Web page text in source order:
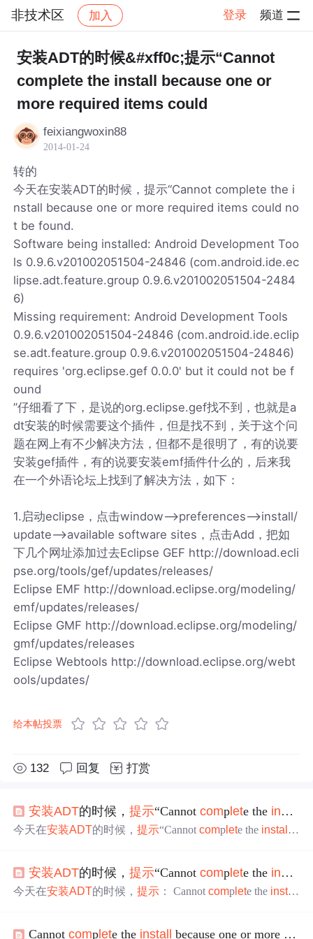
非技术区 加入 登录 频道
社区 非技术区 帖子详情
安装ADT的时候&#xff0c;提示“Cannot
complete the install because one or
more required items could
feixiangwoxin88
2014-01-24
转的
今天在安装ADT的时候，提示“Cannot complete the i
nstall because one or more required items could no
t be found.
Software being installed: Android Development Too
ls 0.9.6.v201002051504-24846 (com.android.ide.ec
lipse.adt.feature.group 0.9.6.v201002051504-2484
6)
Missing requirement: Android Development Tools
0.9.6.v201002051504-24846 (com.android.ide.eclip
se.adt.feature.group 0.9.6.v201002051504-24846)
requires 'org.eclipse.gef 0.0.0' but it could not be f
ound
”仔细看了下，是说的org.eclipse.gef找不到，也就是a
dt安装的时候需要这个插件，但是找不到，关于这个问
题在网上有不少解决方法，但都不是很明了，有的说要
安装gef插件，有的说要安装emf插件什么的，后来我
在一个外语论坛上找到了解决方法，如下：
1.启动eclipse，点击window——>preferences——>install/
update——>available software sites，点击Add，把如
下几个网址添加过去Eclipse GEF http://download.ecli
pse.org/tools/gef/updates/releases/
Eclipse EMF http://download.eclipse.org/modeling/
emf/updates/releases/
Eclipse GMF http://download.eclipse.org/modeling/
gmf/updates/releases
Eclipse Webtools http://download.eclipse.org/webt
ools/updates/
给本帖投票
132 回复 打赏
安装ADT的时候，提示“Cannotcomplete the install
今天在安装ADT的时候，提示“Cannotcomp lete the installb
051504-24846 (com.android.ide.ecli
安装ADT的时候，提示“Cannotcomplete the install
今天在安装ADT的时候，提示 ： Cannotcomp lete the instal
2051504-24846 (com.android.ide....
Cannotcomp lete the install because one or more